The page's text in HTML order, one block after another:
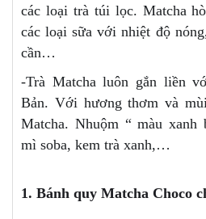
các loại trà túi lọc. Matcha
các loại sữa với nhiệt độ
cần…
-Trà Matcha luôn gắn liền
Bản. Với hương thơm và
Matcha. Nhuộm “ màu xanh
mì soba, kem trà xanh,…
1. Bánh quy Matcha Choco